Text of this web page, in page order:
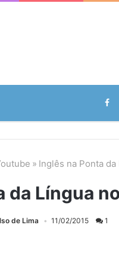
» Inglês na Ponta
da Língua
de Lima 11/02/2015 1